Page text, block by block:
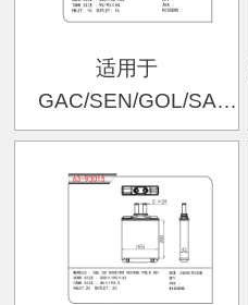
适用于
GAC/SEN/GOL/SA
87>96;FOX暖风